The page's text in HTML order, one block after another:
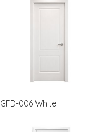
GFD-006 White